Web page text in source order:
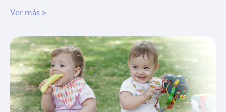
Ver más >